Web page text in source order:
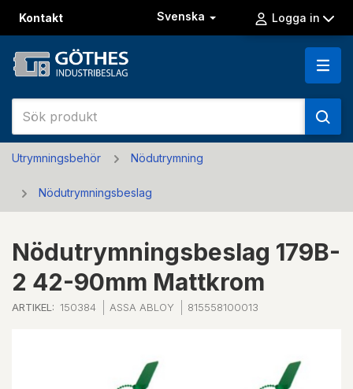
Kontakt Svenska Logga in
Utrymningsbehör Nödutrymning
Nödutrymningsbeslag
Nödutrymningsbeslag 179B-
2 42-90mm Mattkrom
ARTIKEL: 150384 ASSA ABLOY 815558100013